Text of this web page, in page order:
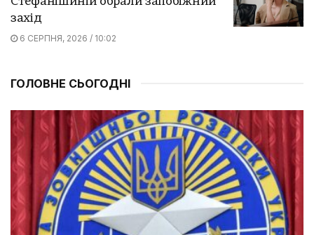
захід
6 СЕРПНЯ, 2026 / 10:02
ГОЛОВНЕ СЬОГОДНІ